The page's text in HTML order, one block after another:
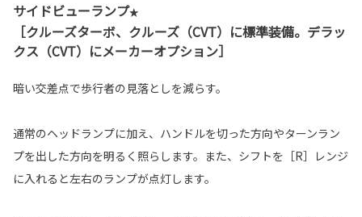
サイドビューランプ★
［クルーズターボ、クルーズ（CVT）に標準装備。デラッ
クス（CVT）にメーカーオプション］
暗い交差点で歩行者の見落としを減らす。
通常のヘッドランプに加え、ハンドルを切った方向やターンラン
プを出した方向を明るく照らします。また、シフトを［R］レンジ
に入れると左右のランプが点灯します。